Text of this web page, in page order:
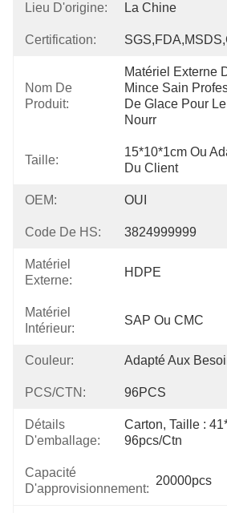
Lieu D'origine: La Chine
Certification:
Nom De
Produit:
Matériel Externe
Mince Sain
De Glace Pour
Nourr
Taille:
15*10*1cm Ou
Du Client
OEM: OUI
Code De HS: 3824999999
Matériel
Externe:
HDPE
Matériel
Intérieur:
SAP Ou CMC
Couleur: Adapté Aux
PCS/CTN: 96PCS
Détails
D'emballage:
Carton, Taille :
96pcs/ctn
Capacité
D'approvisionnement:
20000pcs